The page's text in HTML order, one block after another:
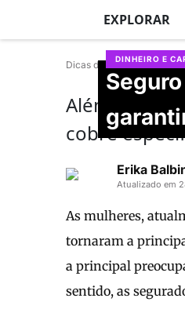
EXPLORAR
DINHEIRO E
Dicas de Mulher
Além de
cobre
Erika
Atualizado em
As mulheres,
tornaram a
a principal
sentido, as